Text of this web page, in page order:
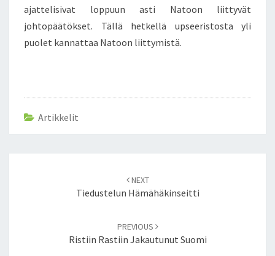
S
T
A
ajattelisivat loppuun asti Natoon liittyvät
johtopäätökset. Tällä hetkellä upseeristosta yli
puolet kannattaa Natoon liittymistä.
Artikkelit
NEXT
Tiedustelun Hämähäkinseitti
PREVIOUS
Ristiin Rastiin Jakautunut Suomi